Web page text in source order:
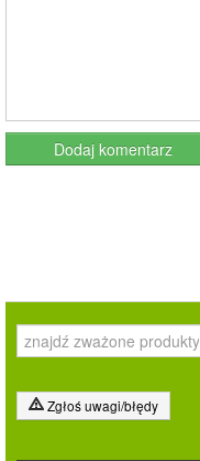
Zgłoś uwagi/błędy